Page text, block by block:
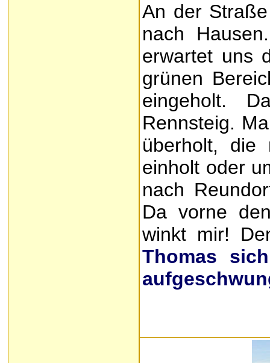
An der
nach
erwartet uns
grünen
eingeholt.
Rennsteig.
überholt, die
einholt oder
nach
Da vorne
winkt mir!
Thomas